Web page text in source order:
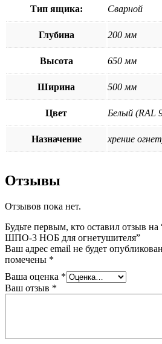
Тип ящика: Сварной
Глубина 200 мм
Высота 650 мм
Ширина 500 мм
Цвет Белый (RAL
Назначение хрение
Отзывы
Отзывов пока нет.
Будьте первым, кто оставил отзыв
ШПО-3 НОБ для огнетушителя”
Ваш адрес email не будет
помечены *
Ваша оценка *
Ваш отзыв *